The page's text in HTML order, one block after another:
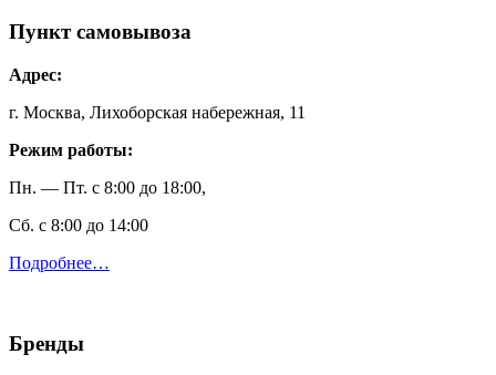
Пункт самовывоза
Адрес:
г. Москва, Лихоборская набережная, 11
Режим работы:
Пн. — Пт. с 8:00 до 18:00,
Сб. с 8:00 до 14:00
Подробнее…
Бренды